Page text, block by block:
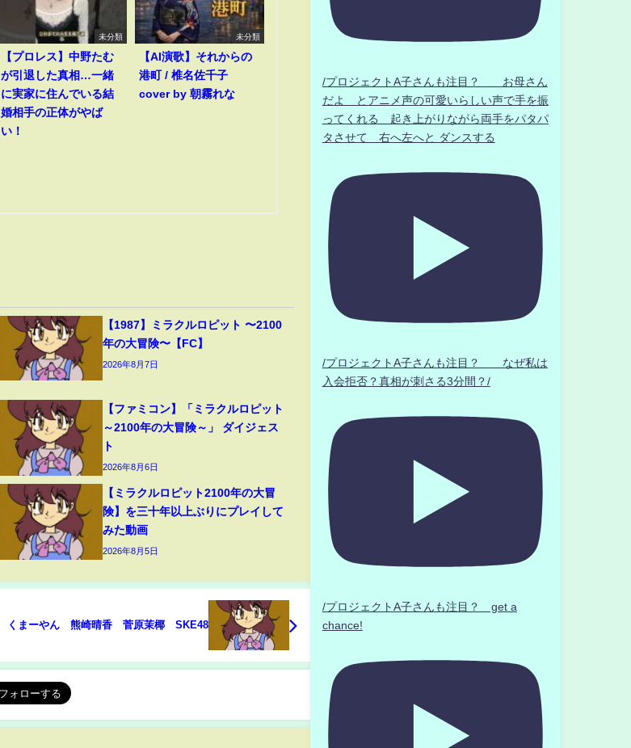
未分類
【プロレス】中野たむ
が引退した真相…一緒
に実家に住んでいる結
婚相手の正体がやば
い！
未分類
【AI演歌】それからの
港町 / 椎名佐千子
cover by 朝霧れな
【1987】ミラクルロピット 〜2100
年の大冒険〜【FC】
2026年8月7日
【ファミコン】「ミラクルロピット
～2100年の大冒険～」 ダイジェス
ト
2026年8月6日
【ミラクルロピット2100年の大冒
険】を三十年以上ぶりにプレイして
みた動画
2026年8月5日
くまーやん 熊崎晴香 菅原茉椰 SKE48
/プロジェクトA子さんも注目？ お母さん
だよ とアニメ声の可愛いらしい声で手を振
ってくれる 起き上がりながら両手をパタパ
タさせて 右へ左へと ダンスする
/プロジェクトA子さんも注目？ なぜ私は
入会拒否？真相が刺さる3分間？/
/プロジェクトA子さんも注目？ get a
chance!